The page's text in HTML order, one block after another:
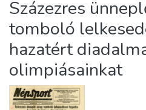
About us
Százezres
tomboló
hazatért
olimpiásainkat